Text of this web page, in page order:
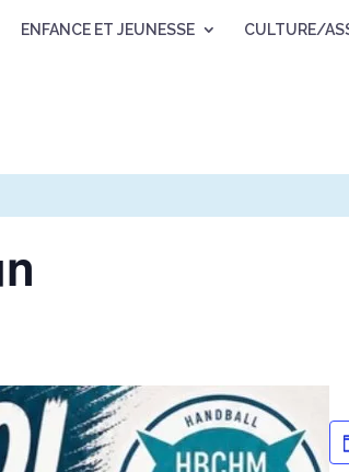
ENFANCE ET JEUNESSE CULTURE/